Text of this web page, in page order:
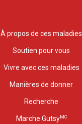
À propos de ces maladies
Soutien pour vous
Vivre avec ces maladies
Manières de donner
Recherche
Marche GutsyMC